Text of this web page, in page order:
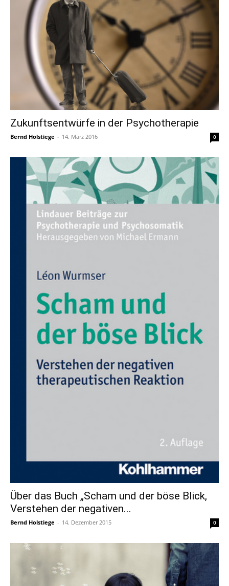
Zukunftsentwürfe in der Psychotherapie
Bernd Holstiege - 14. März 2016 0
Über das Buch „Scham und der böse Blick,
Verstehen der negativen...
Bernd Holstiege - 14. Dezember 2015 0